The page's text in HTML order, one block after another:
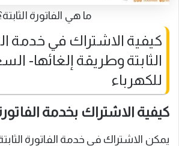
ما هي الفاتورة
كيفية الاشتراك في خدمة
الثابتة وطريقة إلغائها-
للكهرباء
كيفية الاشتراك بخدمة الفاتورة
يمكن الاشتراك في خدمة الفاتورة